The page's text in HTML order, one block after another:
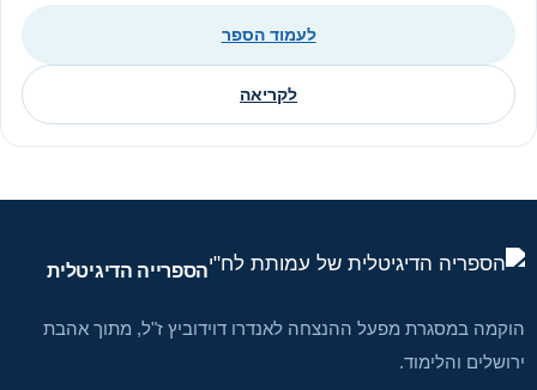
לעמוד הספר
לקריאה
הספרייה הדיגיטלית
הוקמה במסגרת מפעל ההנצחה לאנדרו דוידוביץ ז"ל, מתוך אהבת
ירושלים והלימוד.